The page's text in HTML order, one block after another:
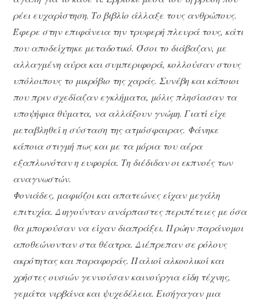
ρέει ευχαρίστηση. Το βιβλίο άλλαξε τους ανθρώπους.
Έφερε στην επιφάνεια την τρυφερή πλευρά τους, κάτι
που αποδείχτηκε μεταδοτικό. Όσοι το διάβαζαν, με
αλλαγμένη αύρα και συμπεριφορά, κολλούσαν στους
υπόλοιπους το μικρόβιο της χαράς. Συνέβη και κάποιοι
που πριν σχεδίαζαν εγκλήματα, μόλις πλησίασαν τα
υποψήφια θύματα, να αλλάξουν γνώμη. Γιατί είχε
μεταβληθεί η σύσταση της ατμόσφαιρας. Φάνηκε
κάποια στιγμή πως και με τα μόρια του αέρα
εξαπλωνόταν η ευφορία. Τη διέδιδαν οι εκπνοές των
αναγνωστών.
Φονιάδες, μαφιόζοι και απατεώνες είχαν μεγάλη
επιτυχία. Διηγούνταν ανάρπαστες περιπέτειες με όσα
θα μπορούσαν να είχαν διαπράξει. Πρώην παράνομοι
αποθεώνονταν στα θέατρα. Διέπρεπαν σε ρόλους
ακρότητας και παραφοράς. Παλιοί αλκοολικοί και
χρήστες ουσιών γεννούσαν καινούργια είδη τέχνης,
γεμάτα νιρβάνα και ψυχεδέλεια. Εισήγαγαν μια